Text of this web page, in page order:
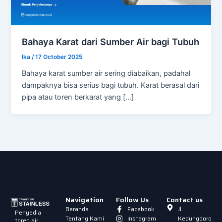
Bahaya Karat dari Sumber Air bagi Tubuh
Ika/17 October 2025
Bahaya karat sumber air sering diabaikan, padahal
dampaknya bisa serius bagi tubuh. Karat berasal dari
pipa atau toren berkarat yang […]
Penyedia
Navigation
Beranda
Tentang Kami
Follow Us
Facebook
Instagram
Contact us
Jl.
Kedungdoro